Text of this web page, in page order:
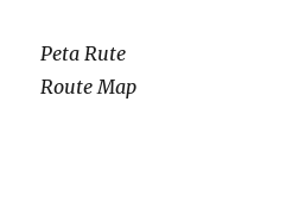
Peta Rute
Route Map